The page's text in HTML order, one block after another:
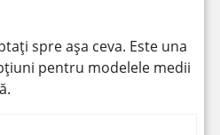
spre așa ceva. Este una
pentru modelele medii